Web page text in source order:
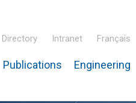
Directory Intranet Français
Publications Engineering